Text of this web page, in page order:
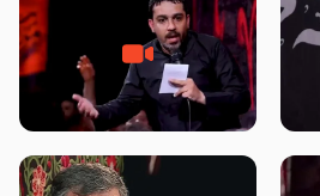
شور ، حسینا! به‌ حق زهرا «أُنْظُرْ
إِلَینا» – عزاداری شب هفتم ماه